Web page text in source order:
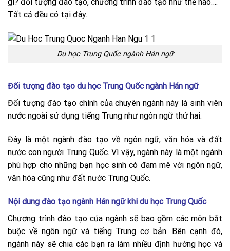
gì? đối tượng đào tạo, chương trình đào tạo như thế nào….
Tất cả đều có tại đây.
Du học Trung Quốc ngành Hán ngữ
Đối tượng đào tạo du học Trung Quốc ngành Hán ngữ
Đối tượng đào tạo chính của chuyên ngành này là sinh viên
nước ngoài sử dụng tiếng Trung như ngôn ngữ thứ hai.
Đây là một ngành đào tạo về ngôn ngữ, văn hóa và đất
nước con người Trung Quốc. Vì vậy, ngành này là một ngành
phù hợp cho những bạn học sinh có đam mê với ngôn ngữ,
văn hóa cũng như đất nước Trung Quốc.
Nội dung đào tạo ngành Hán ngữ khi du học Trung Quốc
Chương trình đào tạo của ngành sẽ bao gồm các môn bắt
buộc về ngôn ngữ và tiếng Trung cơ bản. Bên cạnh đó,
ngành này sẽ chia các bạn ra làm nhiều định hướng học và